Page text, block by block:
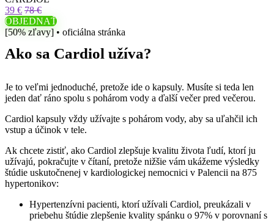
39 € 78 €
OBJEDNAŤ
[50% zľavy] • oficiálna stránka
Ako sa Cardiol užíva?
Je to veľmi jednoduché, pretože ide o kapsuly. Musíte si teda len
jeden dať ráno spolu s pohárom vody a ďalší večer pred večerou.
Cardiol kapsuly vždy užívajte s pohárom vody, aby sa uľahčil ich
vstup a účinok v tele.
Ak chcete zistiť, ako Cardiol zlepšuje kvalitu života ľudí, ktorí ju
užívajú, pokračujte v čítaní, pretože nižšie vám ukážeme výsledky
štúdie uskutočnenej v kardiologickej nemocnici v Palencii na 875
hypertonikov:
Hypertenzívni pacienti, ktorí užívali Cardiol, preukázali v
priebehu štúdie zlepšenie kvality spánku o 97% v porovnaní s